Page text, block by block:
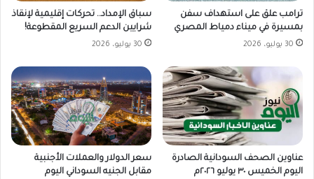
ترامب علق على استهداف سفن
بمسيرة في ميناء دمياط المصري
30 يوليو، 2026
سباق الإمداد.. تحركات إقليمية لإنقاذ
شرايين الدعم السريع المقطوعة!
30 يوليو، 2026
عناوين الصحف السودانية الصادرة
اليوم الخميس ٣٠ يوليو ٢٠٢٦م
سعر الدولار والعملات الأجنبية
مقابل الجنيه السوداني اليوم